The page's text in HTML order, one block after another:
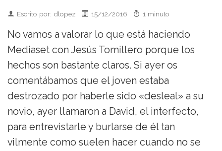
Escrito por: dlopez 15/12/2016 1 minuto
No vamos a valorar lo que está haciendo
Mediaset con Jesús Tomillero porque los
hechos son bastante claros. Si ayer os
comentábamos que el joven estaba
destrozado por haberle sido «desleal» a su
novio, ayer llamaron a David, el interfecto,
para entrevistarle y burlarse de él tan
vilmente como suelen hacer cuando no se